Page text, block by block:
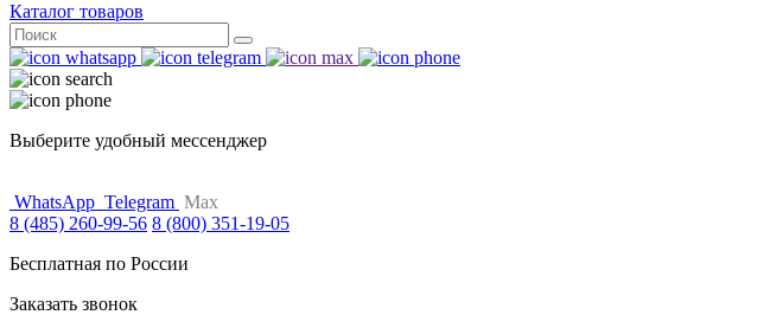
Каталог товаров
Поиск
for:
Выберите удобный мессенджер
WhatsApp Telegram Max
8 (485) 260-99-56 8 (800) 351-19-05
Бесплатная по России
Заказать звонок